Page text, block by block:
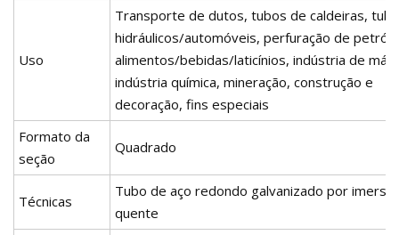
Uso
Transporte de dutos, tubos de caldeiras,
hidráulicos/automóveis, perfuração de
alimentos/bebidas/laticínios, indústria de
indústria química, mineração, construção e
decoração, fins especiais
Formato da
seção
Quadrado
Técnicas
Tubo de aço redondo galvanizado por
quente